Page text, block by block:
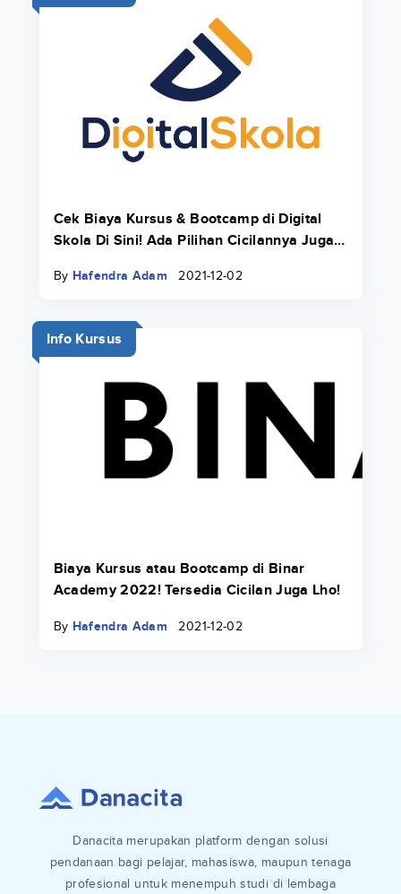
Cek Biaya Kursus & Bootcamp di Digital
Skola Di Sini! Ada Pilihan Cicilannya Juga
By Hafendra Adam 2021-12-02
Info Kursus
Biaya Kursus atau Bootcamp di Binar
Academy 2022! Tersedia Cicilan Juga Lho!
By Hafendra Adam 2021-12-02
Danacita merupakan platform dengan solusi
pendanaan bagi pelajar, mahasiswa, maupun tenaga
profesional untuk menempuh studi di lembaga